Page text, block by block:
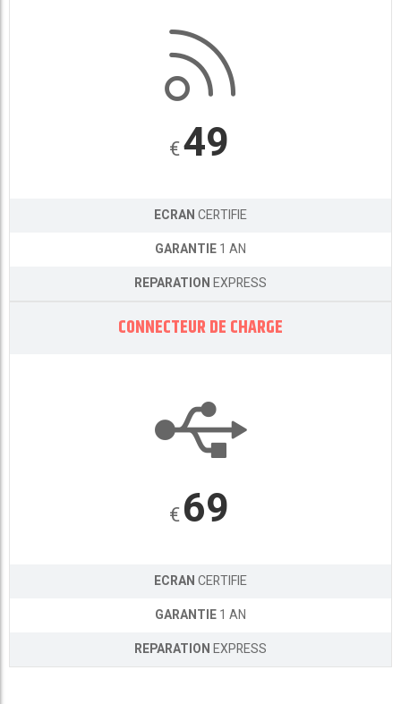
€49
ECRANCERTIFIE
GARANTIE1 AN
REPARATIONEXPRESS
CONNECTEUR DE CHARGE
€69
ECRANCERTIFIE
GARANTIE1 AN
REPARATIONEXPRESS